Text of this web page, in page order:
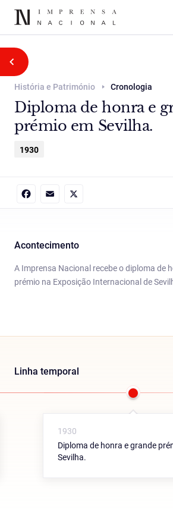
História e Património Cronologia
Diploma de honra e
prémio em Sevilha.
1930
Acontecimento
A Imprensa Nacional recebe o diploma de
prémio na Exposição Internacional de
Linha temporal
1930
Diploma de honra e grande
Sevilha.